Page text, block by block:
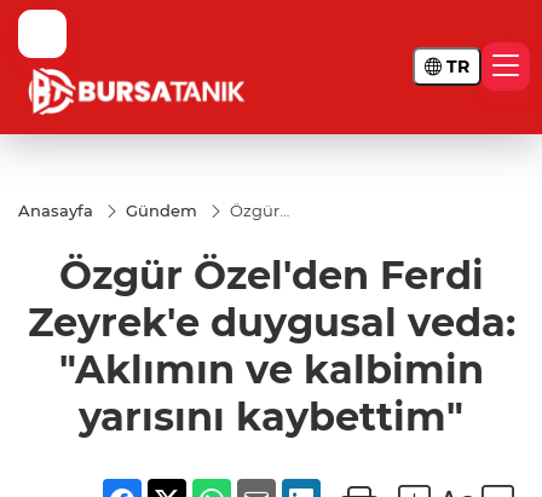
TR
Anasayfa Gündem
Özgür
Zeyrek'e
duygusal
veda:
"Aklımın
kalbimin
yarısını
kaybettim"
Özgür Özel'den Ferdi
Zeyrek'e duygusal veda:
"Aklımın ve kalbimin
yarısını kaybettim"